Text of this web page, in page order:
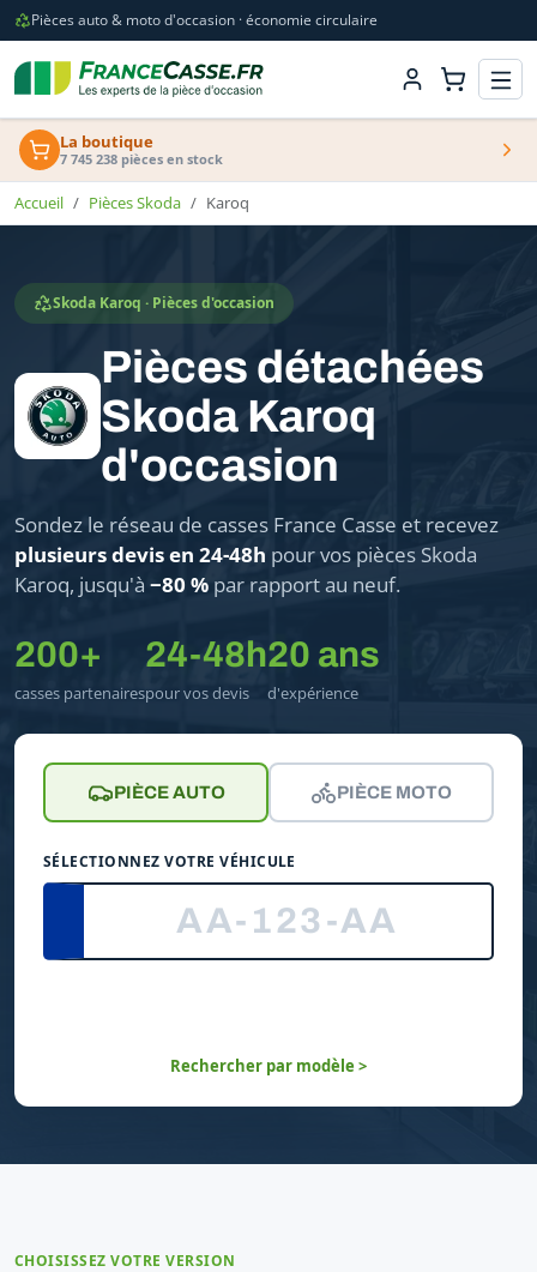
Pièces auto & moto d'occasion · économie circulaire
La boutique
7 745 238 pièces en stock
Accueil Pièces Skoda Karoq
Skoda Karoq · Pièces d'occasion
Pièces détachées
Skoda Karoq
d'occasion
Sondez le réseau de casses France Casse et recevez
plusieurs devis en 24-48h pour vos pièces Skoda
Karoq, jusqu'à −80 % par rapport au neuf.
200+
casses partenaires
24-48h
pour vos devis
20 ans
d'expérience
PIÈCE AUTO PIÈCE MOTO
SÉLECTIONNEZ VOTRE VÉHICULE
Rechercher par modèle >
CHOISISSEZ VOTRE VERSION